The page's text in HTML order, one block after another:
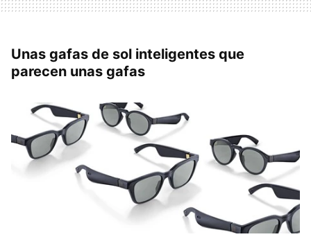
Unas gafas de sol inteligentes que
parecen unas gafas